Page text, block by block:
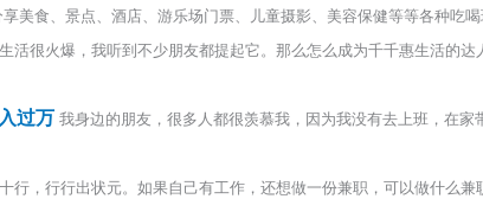
美食、景点、酒店、游乐场门票、儿童摄影、美容保健等等各种吃
活很火爆，我听到不少朋友都提起它。那么怎么成为千千惠生活的
过万 我身边的朋友，很多人都很羡慕我，因为我没有去上班，在
行，行行出状元。如果自己有工作，还想做一份兼职，可以做什么